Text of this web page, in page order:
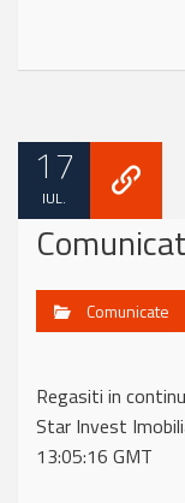
17
IUL.
Comunicate
Regasiti in
Star Invest
13:05:16 GMT